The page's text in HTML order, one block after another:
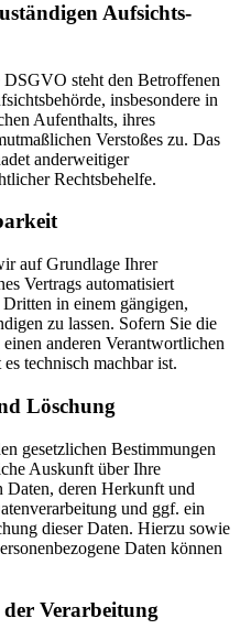
Aufsichts­
steht den Betroffenen
insbesondere in
Aufenthalts, ihres
Verstoßes zu. Das
anderweitiger
Rechtsbehelfe.
auf Grundlage Ihrer
Vertrags automatisiert
in einem gängigen,
zu lassen. Sofern Sie die
anderen Verantwortlichen
technisch machbar ist.
Löschung
gesetzlichen Bestimmungen
Auskunft über Ihre
Daten, deren Herkunft und
und ggf. ein
dieser Daten. Hierzu sowie
Daten können
Verarbeitung